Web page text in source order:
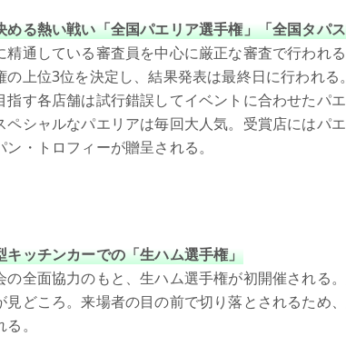
める熱い戦い「全国パエリア選手権」「全国タパ
精通している審査員を中心に厳正な審査で行われ
の上位3位を決定し、結果発表は最終日に行われる。
指す各店舗は試行錯誤してイベントに合わせたパ
ペシャルなパエリアは毎回大人気。受賞店にはパ
・トロフィーが贈呈される。
キッチンカーでの「生ハム選手権」
の全面協力のもと、生ハム選手権が初開催される
見どころ。来場者の目の前で切り落とされるため
。